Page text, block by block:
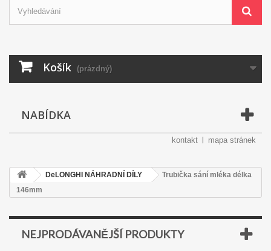
Košík (prázdný)
NABÍDKA
kontakt mapa stránek
DeLONGHI NÁHRADNÍ DÍLY
Trubička sání mléka délka
146mm
NEJPRODÁVANĚJŠÍ PRODUKTY